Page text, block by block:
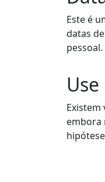
Este é
datas
embora